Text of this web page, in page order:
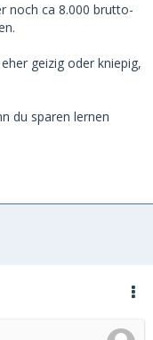
noch ca 8.000 brutto-
geizig oder kniepig,
du sparen lernen